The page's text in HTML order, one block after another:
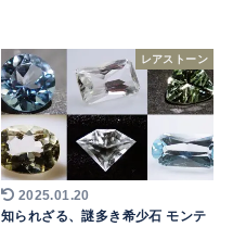
レアストーン
2025.01.20
知られざる、謎多き希少石 モンテ